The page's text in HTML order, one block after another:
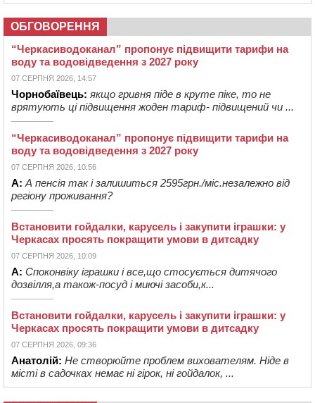
ОБГОВОРЕННЯ
“Черкасиводоканал” пропонує підвищити тарифи на
воду та водовідведення з 2027 року
07 СЕРПНЯ 2026, 14:57
Чорнобаївець: якщо гривня піде в круте піке, то не
врятують ці підвищення жоден тариф- підвищений чи ...
“Черкасиводоканал” пропонує підвищити тарифи на
воду та водовідведення з 2027 року
07 СЕРПНЯ 2026, 10:56
А: А пенсія так і залишиться 2595грн./міс.незалежно від
регіону проживання?
Встановити гойдалки, карусель і закупити іграшки: у
Черкасах просять покращити умови в дитсадку
07 СЕРПНЯ 2026, 10:09
А: Споконвіку іграшки і все,що стосується дитячого
дозвілля,а також-посуд і миючі засоби,к...
Встановити гойдалки, карусель і закупити іграшки: у
Черкасах просять покращити умови в дитсадку
07 СЕРПНЯ 2026, 09:36
Анатолій: Не створюйте проблем вихователям. Ніде в
місті в садочках немає ні гірок, ні гойдалок, ...